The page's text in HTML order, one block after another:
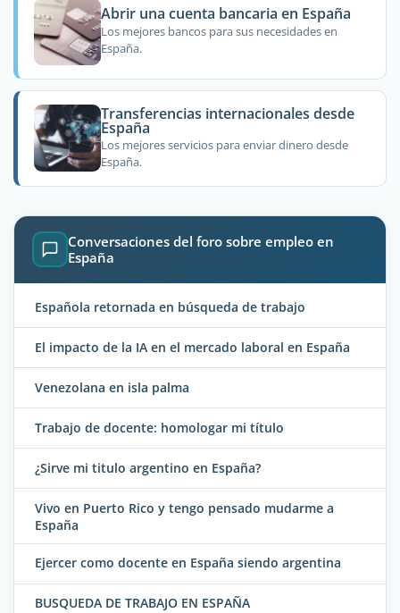
Abrir una cuenta bancaria en España
Los mejores bancos para sus necesidades en
España.
Transferencias internacionales desde
España
Los mejores servicios para enviar dinero desde
España.
Conversaciones del foro sobre empleo en
España
Española retornada en búsqueda de trabajo
El impacto de la IA en el mercado laboral en España
Venezolana en isla palma
Trabajo de docente: homologar mi título
¿Sirve mi titulo argentino en España?
Vivo en Puerto Rico y tengo pensado mudarme a
España
Ejercer como docente en España siendo argentina
BUSQUEDA DE TRABAJO EN ESPAÑA